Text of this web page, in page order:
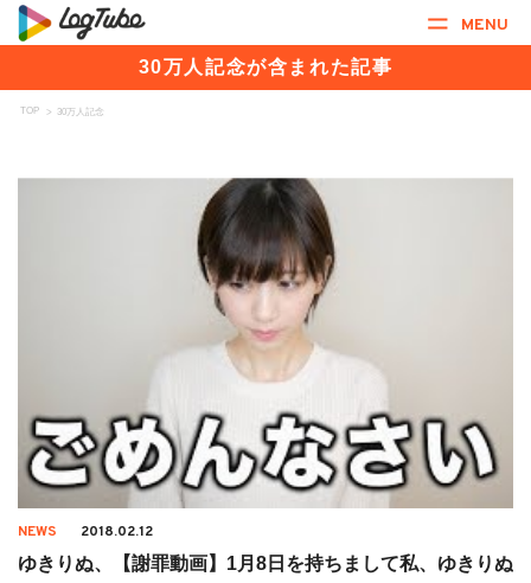
MENU
30万人記念が含まれた記事
TOP > 30万人記念
NEWS 2018.02.12
ゆきりぬ、【謝罪動画】1月8日を持ちまして私、ゆきりぬ